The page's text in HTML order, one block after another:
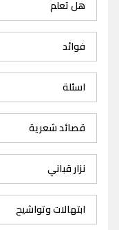
هل تعلم
فوائد
اسئلة
قصائد شعرية
نزار قباني
ابتهالات وتواشيح